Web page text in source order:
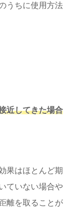
うちに使用方法
近してきた場合
果はほとんど期
ていない場合や
離を取ることが